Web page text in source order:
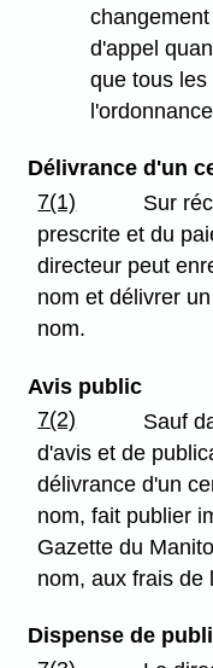
d'appel
que tous
Délivrance d'un
7(1)
Sur
prescrite et du
directeur peut
nom et délivrer
nom.
Avis public
7(2)
Sauf
d'avis et de
délivrance d'un
nom, fait publier
Gazette du
nom, aux frais de
Dispense de